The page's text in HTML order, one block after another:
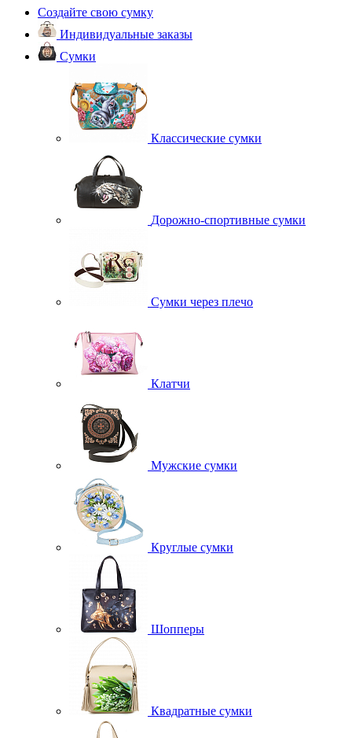
Создайте свою сумку
Индивидуальные заказы
Сумки
Классические сумки
Дорожно-спортивные сумки
Сумки через плечо
Клатчи
Мужские сумки
Круглые сумки
Шопперы
Квадратные сумки